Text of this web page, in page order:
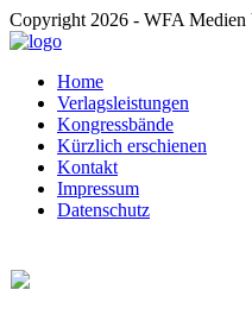
Copyright 2026 - WFA Medien
Home
Verlagsleistungen
Kongressbände
Kürzlich erschienen
Kontakt
Impressum
Datenschutz